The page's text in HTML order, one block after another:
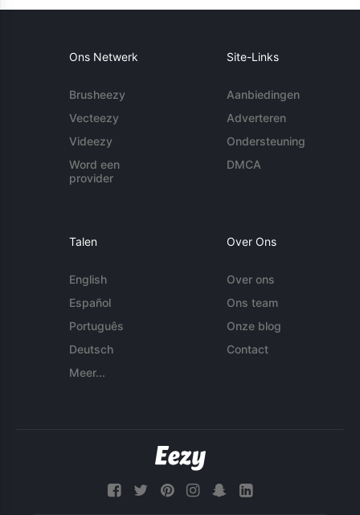
Ons Netwerk
Brusheezy
Vecteezy
Videezy
Word een
provider
Site-Links
Aanbiedingen
Adverteren
Ondersteuning
DMCA
Talen
English
Español
Português
Deutsch
Meer...
Over Ons
Over ons
Ons team
Onze blog
Contact